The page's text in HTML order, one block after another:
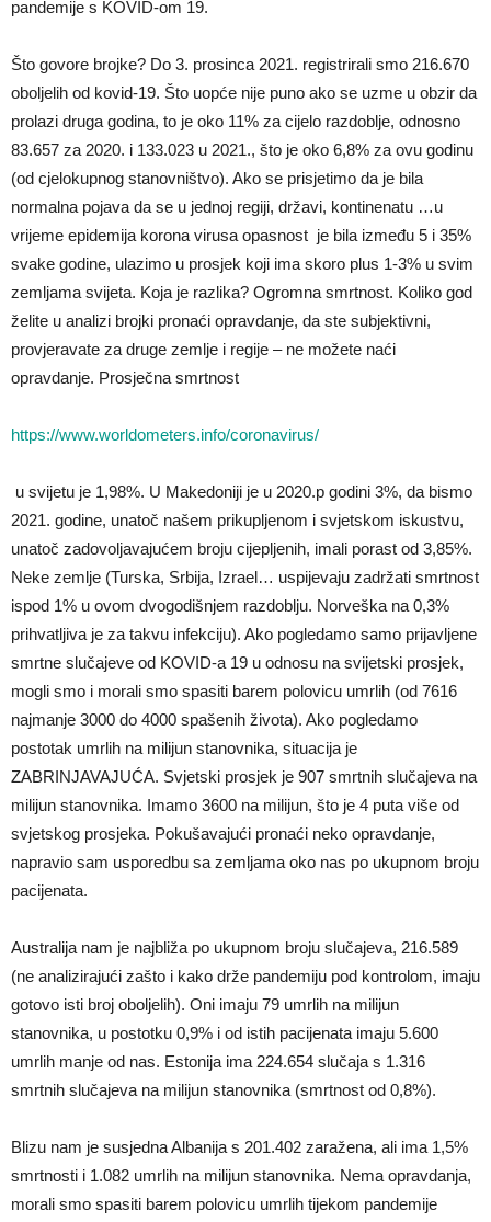
pandemije s KOVID-om 19.
Što govore brojke? Do 3. prosinca 2021. registrirali smo 216.670
oboljelih od kovid-19. Što uopće nije puno ako se uzme u obzir da
prolazi druga godina, to je oko 11% za cijelo razdoblje, odnosno
83.657 za 2020. i 133.023 u 2021., što je oko 6,8% za ovu godinu
(od cjelokupnog stanovništvo). Ako se prisjetimo da je bila
normalna pojava da se u jednoj regiji, državi, kontinenatu …u
vrijeme epidemija korona virusa opasnost je bila između 5 i 35%
svake godine, ulazimo u prosjek koji ima skoro plus 1-3% u svim
zemljama svijeta. Koja je razlika? Ogromna smrtnost. Koliko god
želite u analizi brojki pronaći opravdanje, da ste subjektivni,
provjeravate za druge zemlje i regije – ne možete naći
opravdanje. Prosječna smrtnost
https://www.worldometers.info/coronavirus/
u svijetu je 1,98%. U Makedoniji je u 2020.p godini 3%, da bismo
2021. godine, unatoč našem prikupljenom i svjetskom iskustvu,
unatoč zadovoljavajućem broju cijepljenih, imali porast od 3,85%.
Neke zemlje (Turska, Srbija, Izrael… uspijevaju zadržati smrtnost
ispod 1% u ovom dvogodišnjem razdoblju. Norveška na 0,3%
prihvatljiva je za takvu infekciju). Ako pogledamo samo prijavljene
smrtne slučajeve od KOVID-a 19 u odnosu na svijetski prosjek,
mogli smo i morali smo spasiti barem polovicu umrlih (od 7616
najmanje 3000 do 4000 spašenih života). Ako pogledamo
postotak umrlih na milijun stanovnika, situacija je
ZABRINJAVAJUĆA. Svjetski prosjek je 907 smrtnih slučajeva na
milijun stanovnika. Imamo 3600 na milijun, što je 4 puta više od
svjetskog prosjeka. Pokušavajući pronaći neko opravdanje,
napravio sam usporedbu sa zemljama oko nas po ukupnom broju
pacijenata.
Australija nam je najbliža po ukupnom broju slučajeva, 216.589
(ne analizirajući zašto i kako drže pandemiju pod kontrolom, imaju
gotovo isti broj oboljelih). Oni imaju 79 umrlih na milijun
stanovnika, u postotku 0,9% i od istih pacijenata imaju 5.600
umrlih manje od nas. Estonija ima 224.654 slučaja s 1.316
smrtnih slučajeva na milijun stanovnika (smrtnost od 0,8%).
Blizu nam je susjedna Albanija s 201.402 zaražena, ali ima 1,5%
smrtnosti i 1.082 umrlih na milijun stanovnika. Nema opravdanja,
morali smo spasiti barem polovicu umrlih tijekom pandemije